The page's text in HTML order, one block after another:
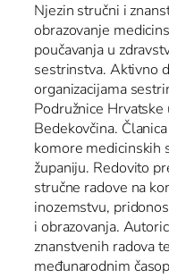
Njezin stručni i
obrazovanje
poučavanja u
sestrinstva. Aktivno
organizacijama
Podružnice
Bedekovčina.
komore medicinskih
županiju. Redovito
stručne radove na
inozemstvu,
i obrazovanja.
znanstvenih radova
međunarodnim